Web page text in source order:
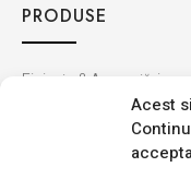
Acest
PRODUSE
Finisaje & Amenajări
Baie & Bucătărie
Montaj & Materiale